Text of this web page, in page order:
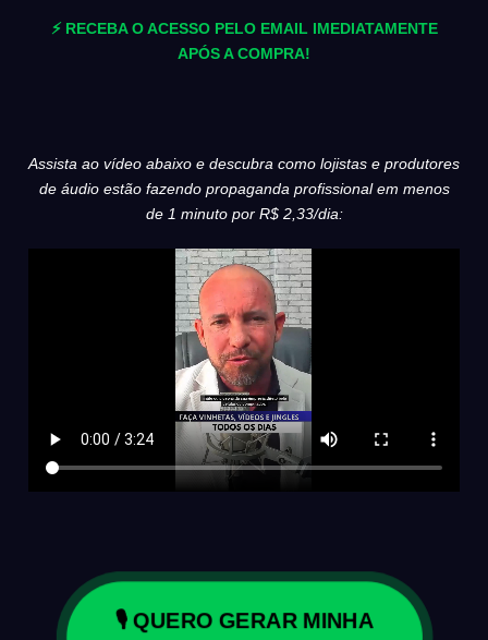
⚡ RECEBA O ACESSO PELO EMAIL IMEDIATAMENTE
APÓS A COMPRA!
Assista ao vídeo abaixo e descubra como lojistas e produtores
de áudio estão fazendo propaganda profissional em menos
de 1 minuto por R$ 2,33/dia:
🎙️ QUERO GERAR MINHA